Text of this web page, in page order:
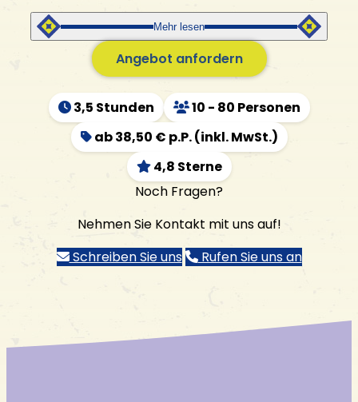
Mehr lesen
Angebot anfordern
3,5 Stunden
10 - 80 Personen
ab 38,50 € p.P. (inkl. MwSt.)
4,8 Sterne
Noch Fragen?
Nehmen Sie Kontakt mit uns auf!
Schreiben Sie uns
Rufen Sie uns an